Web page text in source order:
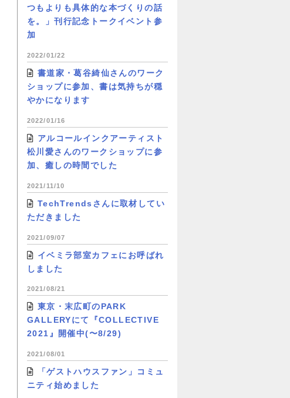
つもよりも具体的な本づくりの話
を。」刊行記念トークイベント参
加
2022/01/22
書道家・葛谷綺仙さんのワーク
ショップに参加、書は気持ちが穏
やかになります
2022/01/16
アルコールインクアーティスト
松川愛さんのワークショップに参
加、癒しの時間でした
2021/11/10
TechTrendsさんに取材してい
ただきました
2021/09/07
イベミラ部室カフェにお呼ばれ
しました
2021/08/21
東京・末広町のPARK
GALLERYにて『COLLECTIVE
2021』開催中(〜8/29)
2021/08/01
「ゲストハウスファン」コミュ
ニティ始めました